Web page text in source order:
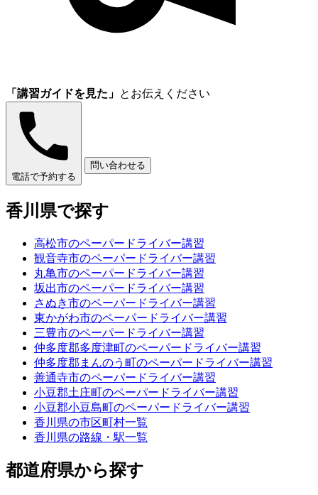
「講習ガイドを見た」 とお伝えください
電話で予約する
問い合わせる
香川県で探す
高松市のペーパードライバー講習
観音寺市のペーパードライバー講習
丸亀市のペーパードライバー講習
坂出市のペーパードライバー講習
さぬき市のペーパードライバー講習
東かがわ市のペーパードライバー講習
三豊市のペーパードライバー講習
仲多度郡多度津町のペーパードライバー講習
仲多度郡まんのう町のペーパードライバー講習
善通寺市のペーパードライバー講習
小豆郡土庄町のペーパードライバー講習
小豆郡小豆島町のペーパードライバー講習
香川県の市区町村一覧
香川県の路線・駅一覧
都道府県から探す